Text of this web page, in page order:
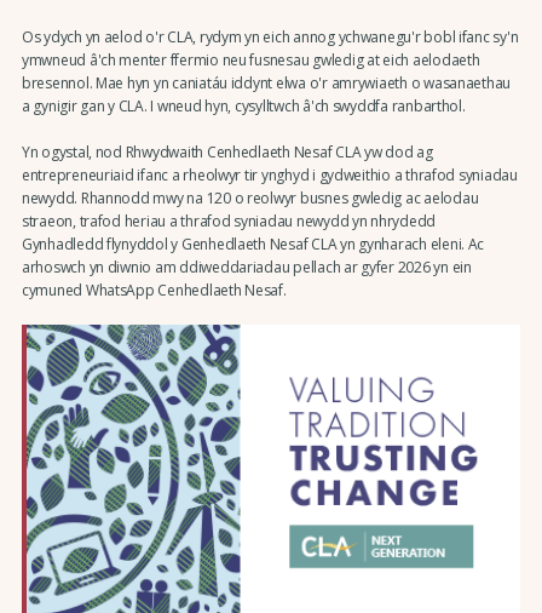
Os ydych yn aelod o'r CLA, rydym yn eich annog ychwanegu'r bobl ifanc sy'n
ymwneud â'ch menter ffermio neu fusnesau gwledig at eich aelodaeth
bresennol. Mae hyn yn caniatáu iddynt elwa o'r amrywiaeth o wasanaethau
a gynigir gan y CLA. I wneud hyn, cysylltwch â'ch swyddfa ranbarthol.
Yn ogystal, nod Rhwydwaith Cenhedlaeth Nesaf CLA yw dod ag
entrepreneuriaid ifanc a rheolwyr tir ynghyd i gydweithio a thrafod syniadau
newydd. Rhannodd mwy na 120 o reolwyr busnes gwledig ac aelodau
straeon, trafod heriau a thrafod syniadau newydd yn nhrydedd
Gynhadledd flynyddol y Genhedlaeth Nesaf CLA yn gynharach eleni. Ac
arhoswch yn diwnio am ddiweddariadau pellach ar gyfer 2026 yn ein
cymuned WhatsApp Cenhedlaeth Nesaf.